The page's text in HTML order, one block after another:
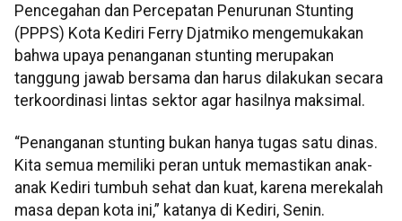
Pencegahan dan Percepatan Penurunan Stunting
(PPPS) Kota Kediri Ferry Djatmiko mengemukakan
bahwa upaya penanganan stunting merupakan
tanggung jawab bersama dan harus dilakukan secara
terkoordinasi lintas sektor agar hasilnya maksimal.
“Penanganan stunting bukan hanya tugas satu dinas.
Kita semua memiliki peran untuk memastikan anak-
anak Kediri tumbuh sehat dan kuat, karena merekalah
masa depan kota ini,” katanya di Kediri, Senin.